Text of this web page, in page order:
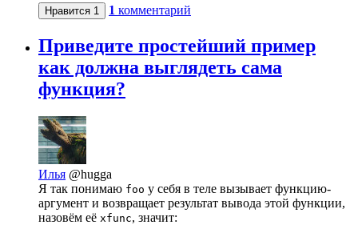
Нравится 1 1 комментарий
Приведите простейший пример
как должна выглядеть сама
функция?
Илья @hugga
Я так понимаю foo у себя в теле вызывает функцию-
аргумент и возвращает результат вывода этой функции,
назовём её xfunc, значит: